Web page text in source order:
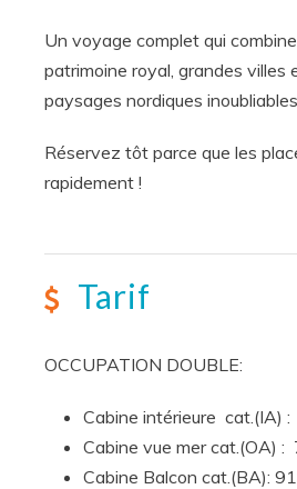
Un voyage complet qui
patrimoine royal, grandes villes
paysages nordiques
Réservez tôt parce que les
rapidement !
Tarif
OCCUPATION DOUBLE:
Cabine intérieure cat.(IA)
Cabine vue mer cat.(OA)
Cabine Balcon cat.(BA):